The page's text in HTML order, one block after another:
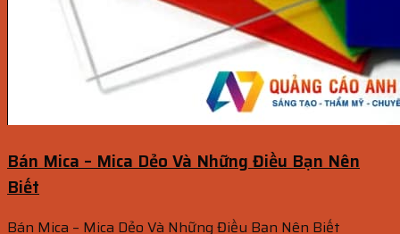
Bán Mica – Mica Dẻo Và Những Điều Bạn Nên
Biết
Bán Mica – Mica Dẻo Và Những Điều Bạn Nên Biết